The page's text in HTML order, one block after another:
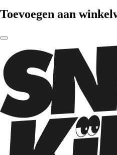
Toevoegen aan